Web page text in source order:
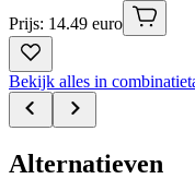
Prijs: 14.49 euro
Bekijk alles in
Alternatieven